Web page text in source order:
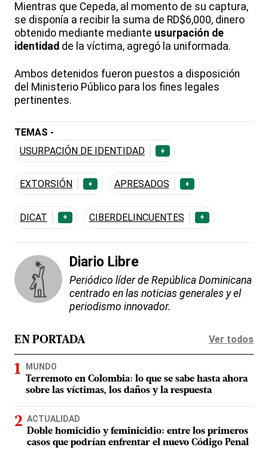
Mientras que Cepeda, al momento de su captura,
se disponía a recibir la suma de RD$6,000, dinero
obtenido mediante mediante usurpación de
identidad de la víctima, agregó la uniformada.
Ambos detenidos fueron puestos a disposición
del Ministerio Público para los fines legales
pertinentes.
TEMAS -
USURPACIÓN DE IDENTIDAD
+
EXTORSIÓN + APRESADOS +
DICAT + CIBERDELINCUENTES +
Diario Libre
Periódico líder de República Dominicana
centrado en las noticias generales y el
periodismo innovador.
EN PORTADA Ver todos
MUNDO
Terremoto en Colombia: lo que se sabe hasta ahora
sobre las víctimas, los daños y la respuesta
ACTUALIDAD
Doble homicidio y feminicidio: entre los primeros
casos que podrían enfrentar el nuevo Código Penal